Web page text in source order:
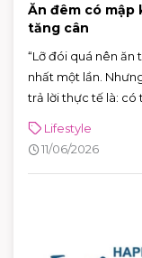
Ăn đêm có mập
tăng cân
“Lỡ đói quá nên ăn
nhất một lần.
trả lời thực tế là: có
Lifestyle
11/06/2026